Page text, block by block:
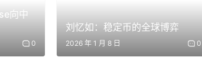
力、消费科技平台以及IP情绪价值赛道的长期
向中
0
刘忆如：稳定币的全球博弈
2026 年 1 月 8 日 0